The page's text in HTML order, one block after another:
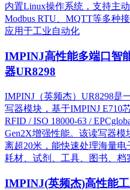
内置Linux操作系统，支持主动
Modbus RTU、MQTT等多种
应用于工业自动化
IMPINJ高性能多端口智
器UR8298
IMPINJ（英频杰）UR8298是
写器模块，基于IMPINJ E710
RFID / ISO 18000-63 /
Gen2X增强性能。该读写器
离超20米，能快速处理海量
耗材、试剂、工具、图书、
IMPINJ(英频杰)高性能